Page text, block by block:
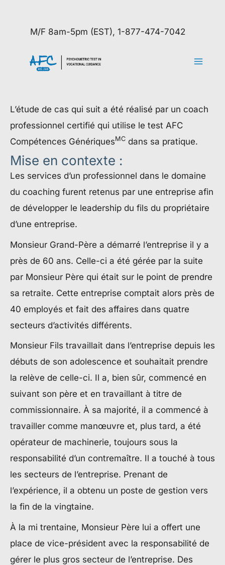
M/F 8am-5pm (EST), 1-877-474-7042
L’étude de cas qui suit a été réalisé par un coach
professionnel certifié qui utilise le test AFC
Compétences GénériquesMC dans sa pratique.
Mise en contexte :
Les services d’un professionnel dans le domaine
du coaching furent retenus par une entreprise afin
de développer le leadership du fils du propriétaire
d’une entreprise.
Monsieur Grand-Père a démarré l’entreprise il y a
près de 60 ans. Celle-ci a été gérée par la suite
par Monsieur Père qui était sur le point de prendre
sa retraite. Cette entreprise comptait alors près de
40 employés et fait des affaires dans quatre
secteurs d’activités différents.
Monsieur Fils travaillait dans l’entreprise depuis les
débuts de son adolescence et souhaitait prendre
la relève de celle-ci. Il a, bien sûr, commencé en
suivant son père et en travaillant à titre de
commissionnaire. À sa majorité, il a commencé à
travailler comme manœuvre et, plus tard, a été
opérateur de machinerie, toujours sous la
responsabilité d’un contremaître. Il a touché à tous
les secteurs de l’entreprise. Prenant de
l’expérience, il a obtenu un poste de gestion vers
la fin de la vingtaine.
À la mi trentaine, Monsieur Père lui a offert une
place de vice-président avec la responsabilité de
gérer le plus gros secteur de l’entreprise. Des